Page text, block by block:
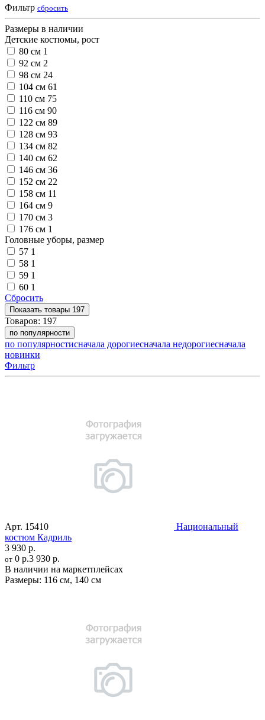
Фильтр сбросить
Размеры в наличии
Детские костюмы, рост
80 см 1
92 см 2
98 см 24
104 см 61
110 см 75
116 см 90
122 см 89
128 см 93
134 см 82
140 см 62
146 см 36
152 см 22
158 см 11
164 см 9
170 см 3
176 см 1
Головные уборы, размер
57 1
58 1
59 1
60 1
Сбросить
Показать товары 197
Товаров: 197
по популярности
по популярностисначала дорогиесначала недорогиесначала
новинки
Фильтр
Арт. 15410
Национальный
костюм Кадриль
3 930 р.
от 0 р.3 930 р.
В наличии на маркетплейсах
Размеры: 116 см, 140 см